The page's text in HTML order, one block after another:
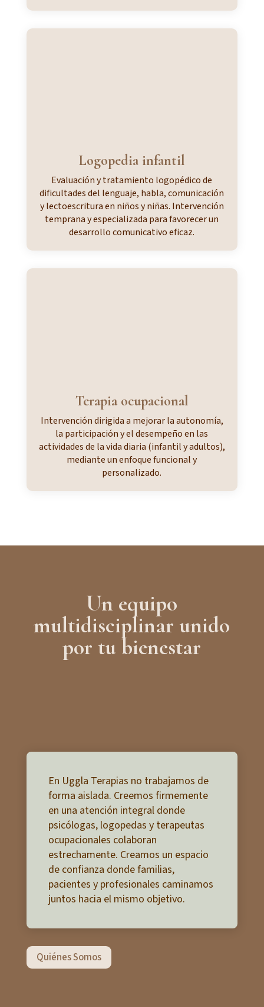
Logopedia infantil
Evaluación y tratamiento logopédico de
dificultades del lenguaje, habla, comunicación
y lectoescritura en niños y niñas. Intervención
temprana y especializada para favorecer un
desarrollo comunicativo eficaz.
Terapia ocupacional
Intervención dirigida a mejorar la autonomía,
la participación y el desempeño en las
actividades de la vida diaria (infantil y adultos),
mediante un enfoque funcional y
personalizado.
Un equipo
multidisciplinar unido
por tu bienestar
En Uggla Terapias no trabajamos de
forma aislada. Creemos firmemente
en una atención integral donde
psicólogas, logopedas y terapeutas
ocupacionales colaboran
estrechamente. Creamos un espacio
de confianza donde familias,
pacientes y profesionales caminamos
juntos hacia el mismo objetivo.
Quiénes Somos